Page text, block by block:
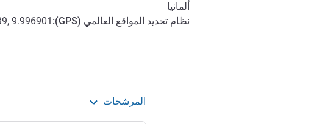
ألمانيا
نظام تحديد المواقع العالمي (GPS
):
9.996901
المرشحات